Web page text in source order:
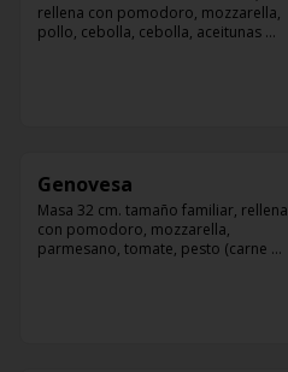
rellena con pomodoro, mozzarella,
pollo, cebolla, cebolla, aceitunas
Genovesa
Masa 32 cm. tamaño familiar, rellena
con pomodoro, mozzarella,
parmesano, tomate, pesto (carne